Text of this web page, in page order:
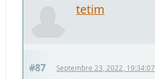
tetim
#87 Septembre 23, 2022, 19:34:07